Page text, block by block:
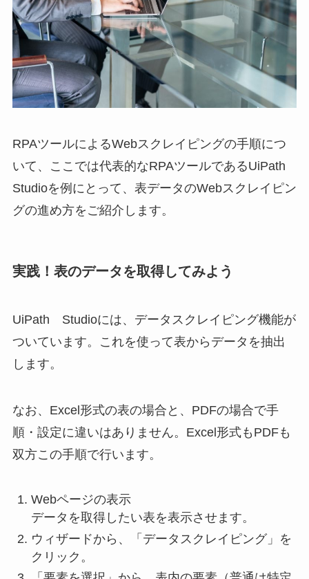
RPAツールによるWebスクレイピングの手順につ
いて、ここでは代表的なRPAツールであるUiPath
Studioを例にとって、表データのWebスクレイピン
グの進め方をご紹介します。
実践！表のデータを取得してみよう
UiPath Studioには、データスクレイピング機能が
ついています。これを使って表からデータを抽出
します。
なお、Excel形式の表の場合と、PDFの場合で手
順・設定に違いはありません。Excel形式もPDFも
双方この手順で行います。
Webページの表示
データを取得したい表を表示させます。
ウィザードから、「データスクレイピング」を
クリック。